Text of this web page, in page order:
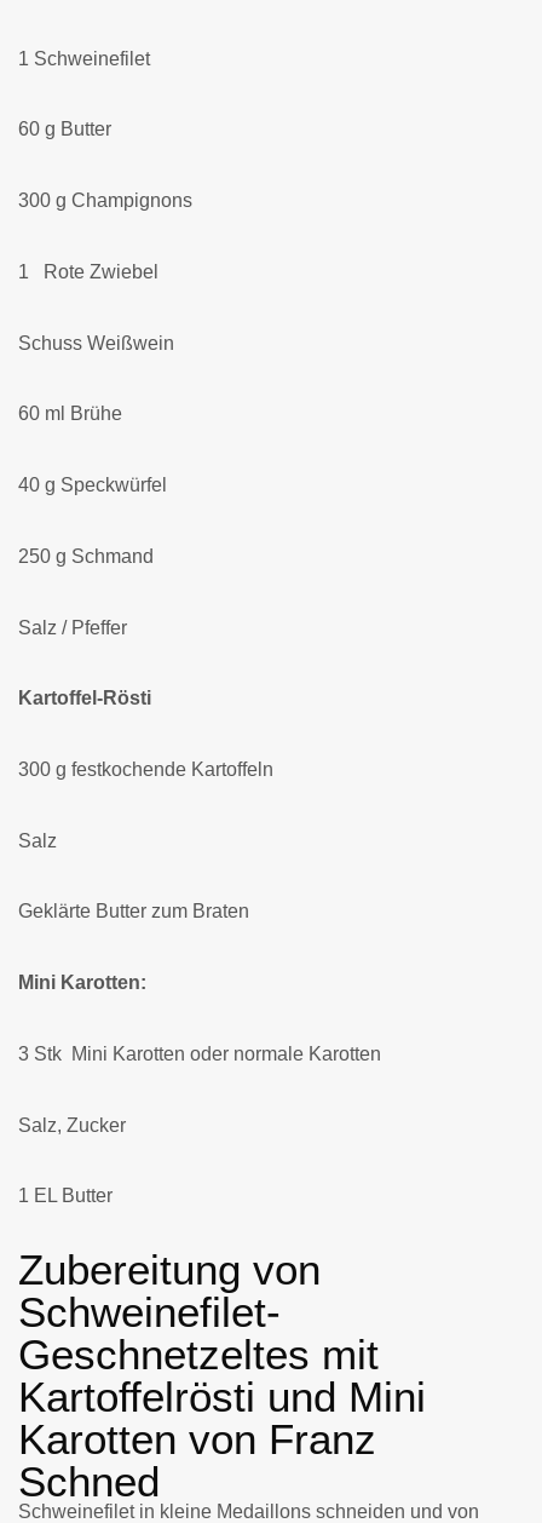
1 Schweinefilet
60 g Butter
300 g Champignons
1 Rote Zwiebel
Schuss Weißwein
60 ml Brühe
40 g Speckwürfel
250 g Schmand
Salz / Pfeffer
Kartoffel-Rösti
300 g festkochende Kartoffeln
Salz
Geklärte Butter zum Braten
Mini Karotten:
3 Stk Mini Karotten oder normale Karotten
Salz, Zucker
1 EL Butter
Zubereitung von
Schweinefilet-
Geschnetzeltes mit
Kartoffelrösti und Mini
Karotten von Franz
Schned
Schweinefilet in kleine Medaillons schneiden und von